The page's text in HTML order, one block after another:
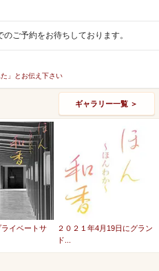
ご予約をお待ちしております。
」とお伝え下さい
ギャラリー一覧 ＞
イベートサ
２０２１年4月19日にグラン
ド...